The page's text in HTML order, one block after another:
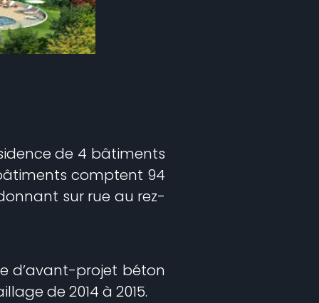
de 4 bâtiments
comptent 94
sur rue au rez-
d’avant-projet béton
de 2014 à 2015.